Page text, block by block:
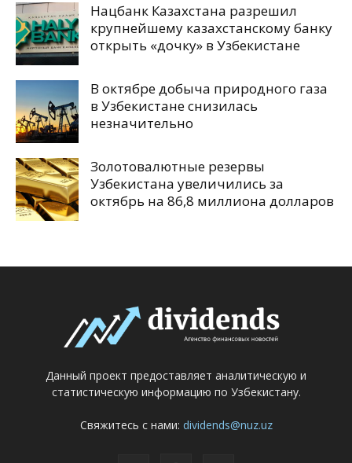
Нацбанк Казахстана разрешил
крупнейшему казахстанскому банку
открыть «дочку» в Узбекистане
В октябре добыча природного газа
в Узбекистане снизилась
незначительно
Золотовалютные резервы
Узбекистана увеличились за
октябрь на 86,8 миллиона долларов
Данный проект предоставляет аналитическую и
статистическую информацию по Узбекистану.
Свяжитесь с нами: dividends@nuz.uz